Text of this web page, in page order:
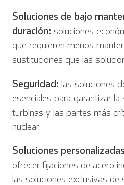
Soluciones de bajo
duración: soluciones
que requieren menos
sustituciones que las
Seguridad: las soluciones
esenciales para garantizar
turbinas y las partes más
nuclear.
Soluciones
ofrecer fijaciones de acero
las soluciones exclusivas de